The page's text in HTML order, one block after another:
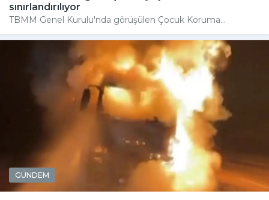
sınırlandırılıyor
TBMM Genel Kurulu'nda görüşülen Çocuk Koruma...
GÜNDEM